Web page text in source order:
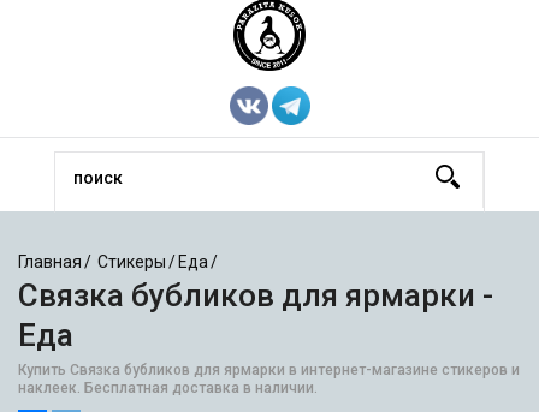
Главная Стикеры Еда
Связка бубликов для ярмарки -
Еда
Купить Связка бубликов для ярмарки в интернет-магазине стикеров и
наклеек. Бесплатная доставка в наличии.